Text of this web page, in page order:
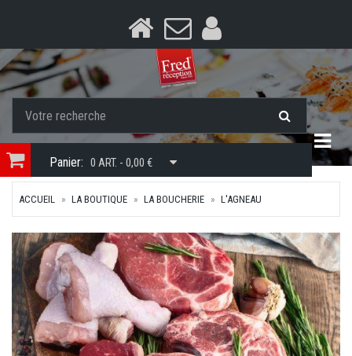
Panier: 0 ART. - 0,00 €
ACCUEIL LA BOUTIQUE LA BOUCHERIE L'AGNEAU